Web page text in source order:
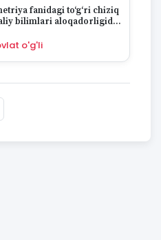
fanidagi to‘g‘ri chiziq
bilimlari aloqadorligida
o'g'li
7877 результатов